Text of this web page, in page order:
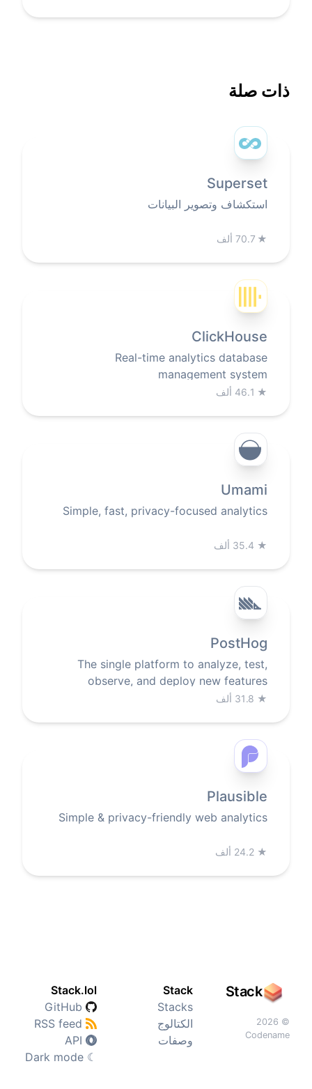
ذات صلة
Superset
استكشاف وتصوير البيانات
★70.7 ألف
ClickHouse
Real-time analytics database
management system
★ 46.1 ألف
Umami
Simple, fast, privacy-focused analytics
★ 35.4 ألف
PostHog
The single platform to analyze, test,
observe, and deploy new features
★ 31.8 ألف
Plausible
Simple & privacy-friendly web analytics
★ 24.2 ألف
Stack
© 2026
Codename
Stack
Stacks
الكتالوج
وصفات
Stack.lol
☾
Dark mode